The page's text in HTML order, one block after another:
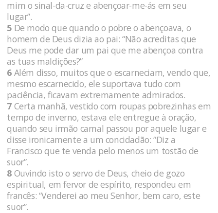
mim o sinal-da-cruz e abençoar-me-ás em seu
lugar”.
5 De modo que quando o pobre o abençoava, o
homem de Deus dizia ao pai: “Não acreditas que
Deus me pode dar um pai que me abençoa contra
as tuas maldições?”
6 Além disso, muitos que o escarneciam, vendo que,
mesmo escarnecido, ele suportava tudo com
paciência, ficavam extremamente admirados.
7 Certa manhã, vestido com roupas pobrezinhas em
tempo de inverno, estava ele entregue à oração,
quando seu irmão carnal passou por aquele lugar e
disse ironicamente a um concidadão: “Diz a
Francisco que te venda pelo menos um tostão de
suor”.
8 Ouvindo isto o servo de Deus, cheio de gozo
espiritual, em fervor de espírito, respondeu em
francês: “Venderei ao meu Senhor, bem caro, este
suor”.